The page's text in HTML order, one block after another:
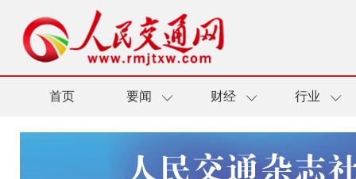
首页 要闻 财经 行业